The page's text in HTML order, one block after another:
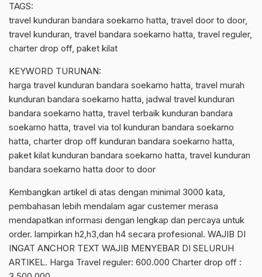
TAGS:
travel kunduran bandara soekarno hatta, travel door to door,
travel kunduran, travel bandara soekarno hatta, travel reguler,
charter drop off, paket kilat
KEYWORD TURUNAN:
harga travel kunduran bandara soekarno hatta, travel murah
kunduran bandara soekarno hatta, jadwal travel kunduran
bandara soekarno hatta, travel terbaik kunduran bandara
soekarno hatta, travel via tol kunduran bandara soekarno
hatta, charter drop off kunduran bandara soekarno hatta,
paket kilat kunduran bandara soekarno hatta, travel kunduran
bandara soekarno hatta door to door
Kembangkan artikel di atas dengan minimal 3000 kata,
pembahasan lebih mendalam agar custemer merasa
mendapatkan informasi dengan lengkap dan percaya untuk
order. lampirkan h2,h3,dan h4 secara profesional. WAJIB DI
INGAT ANCHOR TEXT WAJIB MENYEBAR DI SELURUH
ARTIKEL. Harga Travel reguler: 600.000 Charter drop off :